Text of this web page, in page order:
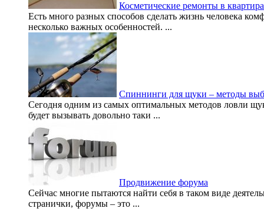
Косметические ремонты в
Есть много разных способов сделать жизнь человека
несколько важных особенностей. ...
Спиннинги для щуки – методы
Сегодня одним из самых оптимальных методов ловли
будет вызывать довольно таки ...
Продвижение форума
Сейчас многие пытаются найти себя в таком виде
странички, форумы – это ...